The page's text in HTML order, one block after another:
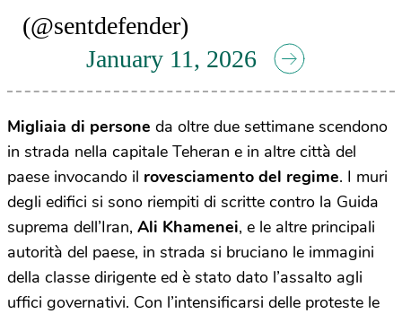
(@sentdefender)
January 11, 2026
Migliaia di persone da oltre due settimane scendono
in strada nella capitale Teheran e in altre città del
paese invocando il rovesciamento del regime. I muri
degli edifici si sono riempiti di scritte contro la Guida
suprema dell’Iran, Ali Khamenei, e le altre principali
autorità del paese, in strada si bruciano le immagini
della classe dirigente ed è stato dato l’assalto agli
uffici governativi. Con l’intensificarsi delle proteste le